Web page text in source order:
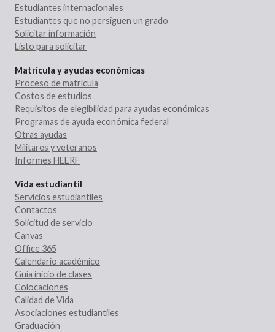
Estudiantes internacionales
Estudiantes que no persiguen un grado
Solicitar información
Listo para solicitar
Matrícula y ayudas económicas
Proceso de matrícula
Costos de estudios
Requisitos de elegibilidad para ayudas económicas
Programas de ayuda económica federal
Otras ayudas
Militares y veteranos
Informes HEERF
Vida estudiantil
Servicios estudiantiles
Contactos
Solicitud de servicio
Canvas
Office 365
Calendario académico
Guía inicio de clases
Colocaciones
Calidad de Vida
Asociaciones estudiantiles
Graduación